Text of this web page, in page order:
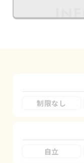
制限なし
自立